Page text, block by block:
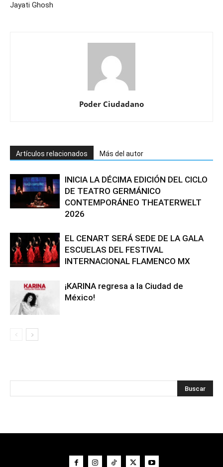
Jayati Ghosh
Poder Ciudadano
Artículos relacionados Más del autor
INICIA LA DÉCIMA EDICIÓN DEL CICLO
DE TEATRO GERMÁNICO
CONTEMPORÁNEO THEATERWELT
2026
EL CENART SERÁ SEDE DE LA GALA
ESCUELAS DEL FESTIVAL
INTERNACIONAL FLAMENCO MX
¡KARINA regresa a la Ciudad de
México!